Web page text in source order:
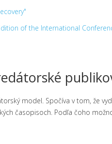
of the International
model. Spočíva v tom, že
časopisoch. Podľa čoho